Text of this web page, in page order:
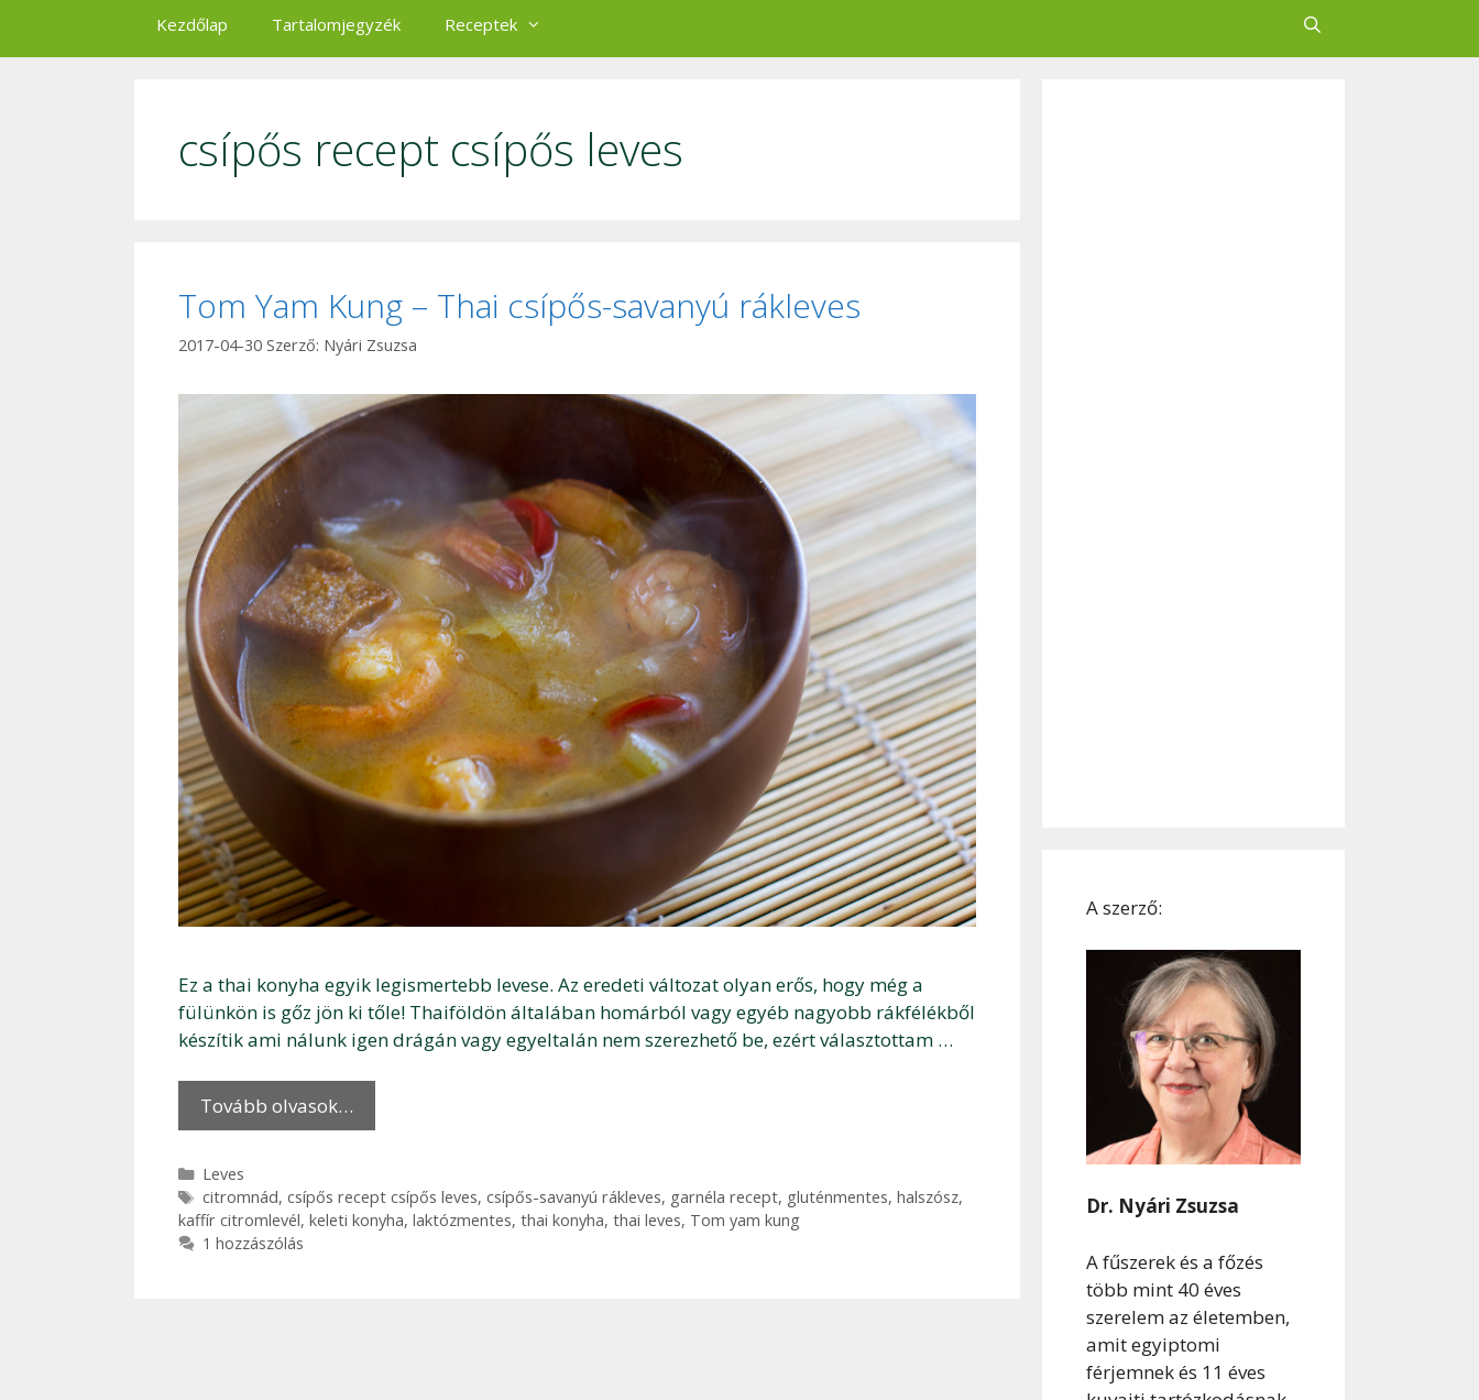
Kezdőlap Tartalomjegyzék Receptek
csípős recept csípős leves
Tom Yam Kung – Thai csípős-savanyú rákleves
2017-04-30 Szerző: Nyári Zsuzsa
Ez a thai konyha egyik legismertebb levese. Az eredeti változat olyan erős, hogy még a
fülünkön is gőz jön ki tőle! Thaiföldön általában homárból vagy egyéb nagyobb rákfélékből
készítik ami nálunk igen drágán vagy egyeltalán nem szerezhető be, ezért választottam …
Tovább olvasok…
Kategória
Leves
Címkék
citromnád, csípős recept csípős leves, csípős-savanyú rákleves, garnéla recept, gluténmentes, halszósz,
kaffír citromlevél, keleti konyha, laktózmentes, thai konyha, thai leves, Tom yam kung
1 hozzászólás
A szerző:
Dr. Nyári Zsuzsa
A fűszerek és a főzés
több mint 40 éves
szerelem az életemben,
amit egyiptomi
férjemnek és 11 éves